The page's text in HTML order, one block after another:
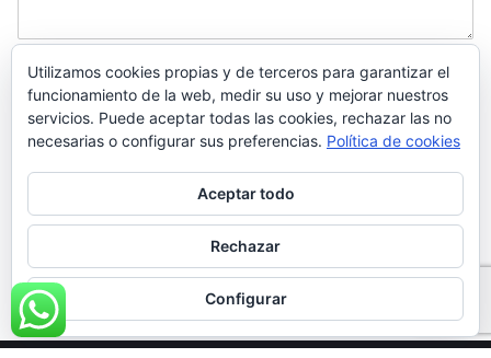
Acuerdo RGPD*
Doy mi consentimiento para que esta web
almacene la información que envío para que
puedan responder a mi petición.
Utilizamos cookies propias y de terceros para garantizar el
funcionamiento de la web, medir su uso y mejorar nuestros
servicios. Puede aceptar todas las cookies, rechazar las no
necesarias o configurar sus preferencias. Política de cookies
Aceptar todo
Rechazar
Configurar